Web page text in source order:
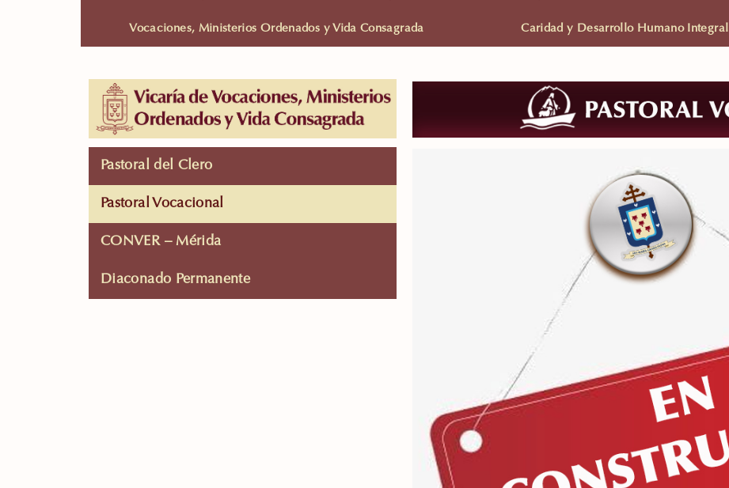
Vocaciones, Ministerios Ordenados y Vida Consagrada Caridad y Desarrollo Humano Integral
Pastoral del Clero
Pastoral Vocacional
CONVER – Mérida
Diaconado Permanente